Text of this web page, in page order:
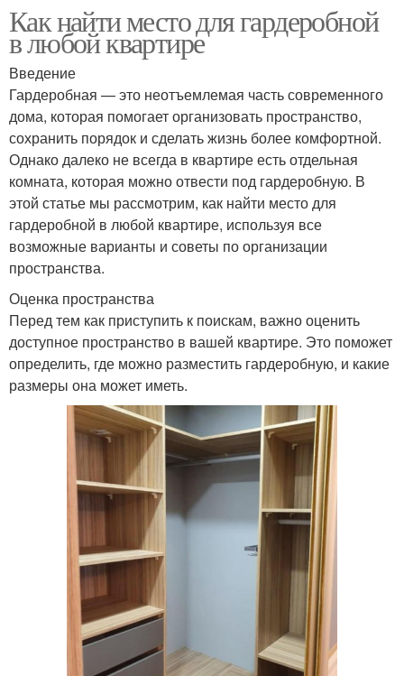
Как найти место для гардеробной
в любой квартире
Введение
Гардеробная — это неотъемлемая часть современного
дома, которая помогает организовать пространство,
сохранить порядок и сделать жизнь более комфортной.
Однако далеко не всегда в квартире есть отдельная
комната, которая можно отвести под гардеробную. В
этой статье мы рассмотрим, как найти место для
гардеробной в любой квартире, используя все
возможные варианты и советы по организации
пространства.
Оценка пространства
Перед тем как приступить к поискам, важно оценить
доступное пространство в вашей квартире. Это поможет
определить, где можно разместить гардеробную, и какие
размеры она может иметь.